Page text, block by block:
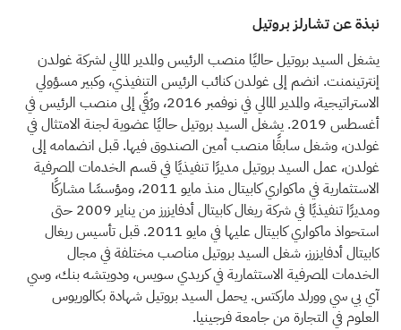
نبذة عن تشارلز بروتيل
يشغل السيد بروتيل حاليًا منصب الرئيس والمدير المالي لشركة غولدن
إنترتينمنت. انضم إلى غولدن كنائب الرئيس التنفيذي، وكبير مسؤولي
الاستراتيجية، والمدير المالي في نوفمبر 2016، ورُقّي إلى منصب الرئيس في
أغسطس 2019. يشغل السيد بروتيل حاليًا عضوية لجنة الامتثال في
غولدن، وشغل سابقًا منصب أمين الصندوق فيها. قبل انضمامه إلى
غولدن، عمل السيد بروتيل مديرًا تنفيذيًا في قسم الخدمات المصرفية
الاستثمارية في ماكواري كابيتال منذ مايو 2011، ومؤسسًا مشاركًا
ومديرًا تنفيذيًا في شركة ريغال كابيتال أدفايزرز من يناير 2009 حتى
استحواذ ماكواري كابيتال عليها في مايو 2011. قبل تأسيس ريغال
كابيتال أدفايزرز، شغل السيد بروتيل مناصب مختلفة في مجال
الخدمات المصرفية الاستثمارية في كريدي سويس، ودويتشه بنك، وسي
آي بي سي وورلد ماركتس. يحمل السيد بروتيل شهادة بكالوريوس
العلوم في التجارة من جامعة فرجينيا.